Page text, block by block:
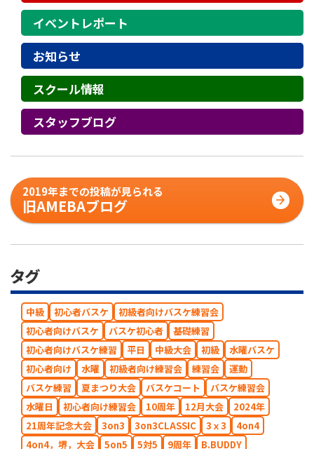
イベントレポート
お知らせ
スクール情報
スタッフブログ
2019年までの投稿が見られる
旧AMEBAブログ
タグ
中級 初心者バスケ
初級者向けバスケ練習会
初心者向けバスケ
バスケ初心者
基礎練習
初心者向けバスケ練習
平日 中級大会 初級
水曜バスケ
初心者向け
水曜 初級者向け練習会 練習会
運動
バスケ練習
夏まつり大会 バスケコート
バスケ練習会
水曜日
初心者向け練習会 10周年 12月大会
2024年
21周年記念大会
3on3 3on3CLASSIC 3ｘ3
4on4
4on4，堺，大会
5on5 5対5 9周年 B.BUDDY